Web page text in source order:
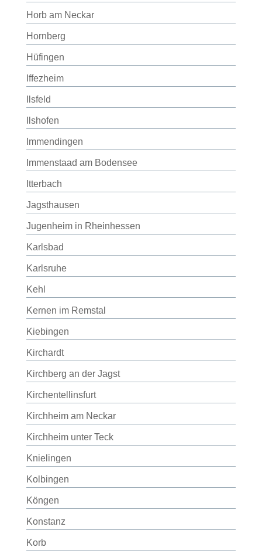
Horb am Neckar
Hornberg
Hüfingen
Iffezheim
Ilsfeld
Ilshofen
Immendingen
Immenstaad am Bodensee
Itterbach
Jagsthausen
Jugenheim in Rheinhessen
Karlsbad
Karlsruhe
Kehl
Kernen im Remstal
Kiebingen
Kirchardt
Kirchberg an der Jagst
Kirchentellinsfurt
Kirchheim am Neckar
Kirchheim unter Teck
Knielingen
Kolbingen
Köngen
Konstanz
Korb